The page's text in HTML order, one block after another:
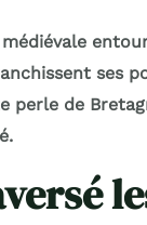
ses
perle de